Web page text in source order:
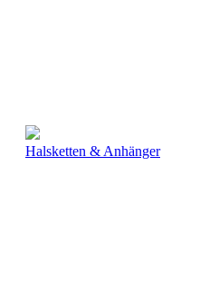
Halsketten & Anhänger